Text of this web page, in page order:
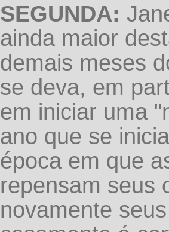
SEGUNDA:
ainda maior
demais meses
se deva, em
em iniciar uma
ano que se
época em que
repensam seus
novamente